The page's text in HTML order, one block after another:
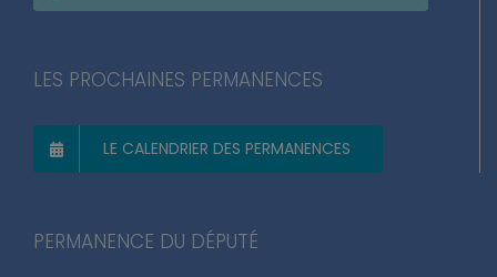
LES PROCHAINES PERMANENCES
LE CALENDRIER DES PERMANENCES
PERMANENCE DU DÉPUTÉ